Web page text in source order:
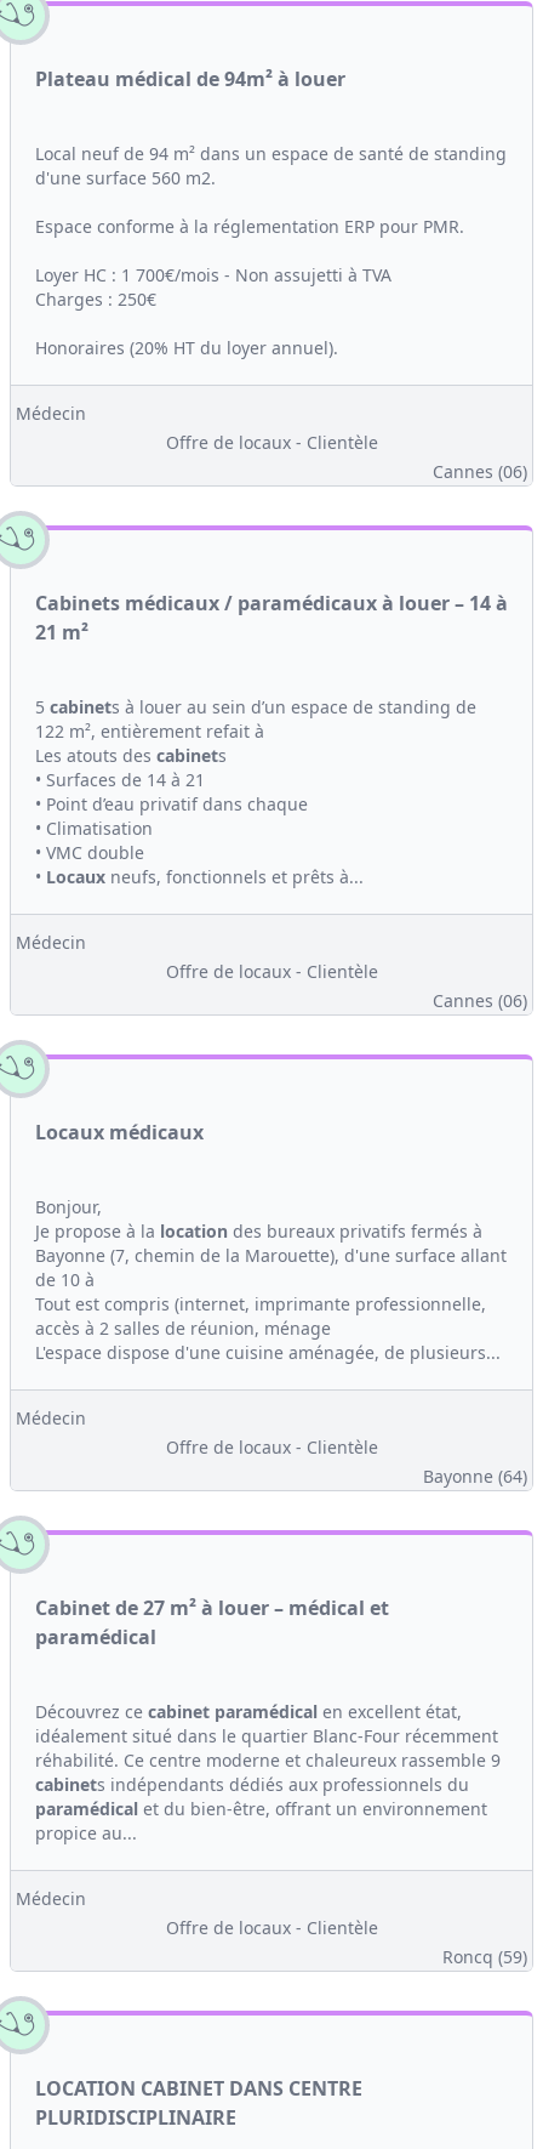
Plateau médical de 94m² à louer
Local neuf de 94 m² dans un espace de santé de standing
d'une surface 560 m2.
Espace conforme à la réglementation ERP pour PMR.
Loyer HC : 1 700€/mois - Non assujetti à TVA
Charges : 250€
Honoraires (20% HT du loyer annuel).
Médecin
Offre de locaux - Clientèle
Cannes (06)
Cabinets médicaux / paramédicaux à louer – 14 à
21 m²
5 cabinets à louer au sein d’un espace de standing de
122 m², entièrement refait à
Les atouts des cabinets
• Surfaces de 14 à 21
• Point d’eau privatif dans chaque
• Climatisation
• VMC double
• Locaux neufs, fonctionnels et prêts à...
Médecin
Offre de locaux - Clientèle
Cannes (06)
Locaux médicaux
Bonjour,
Je propose à la location des bureaux privatifs fermés à
Bayonne (7, chemin de la Marouette), d'une surface allant
de 10 à
Tout est compris (internet, imprimante professionnelle,
accès à 2 salles de réunion, ménage
L'espace dispose d'une cuisine aménagée, de plusieurs...
Médecin
Offre de locaux - Clientèle
Bayonne (64)
Cabinet de 27 m² à louer – médical et
paramédical
Découvrez ce cabinet paramédical en excellent état,
idéalement situé dans le quartier Blanc-Four récemment
réhabilité. Ce centre moderne et chaleureux rassemble 9
cabinets indépendants dédiés aux professionnels du
paramédical et du bien-être, offrant un environnement
propice au...
Médecin
Offre de locaux - Clientèle
Roncq (59)
LOCATION CABINET DANS CENTRE
PLURIDISCIPLINAIRE